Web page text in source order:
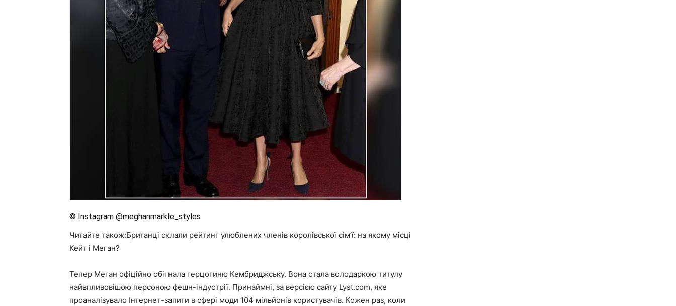
© Instagram @meghanmarkle_styles
Читайте також:Британці склали рейтинг улюблених членів королівської сім’ї: на якому місці
Кейт і Меган?
Тепер Меган офіційно обігнала герцогиню Кембриджську. Вона стала володаркою титулу
найвпливовішою персоною фешн-індустрії. Принаймні, за версією сайту Lyst.com, яке
проаналізувало Інтернет-запити в сфері моди 104 мільйонів користувачів. Кожен раз, коли